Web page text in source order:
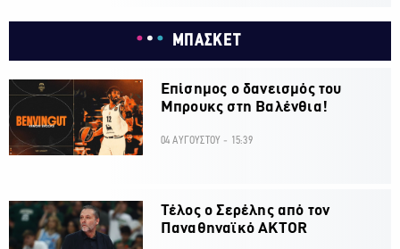
ΜΠΑΣΚΕΤ
Επίσημος ο δανεισμός του
Μπρουκς στη Βαλένθια!
04 ΑΥΓΟΥΣΤΟΥ - 15:39
Τέλος ο Σερέλης από τον
Παναθηναϊκό AKTOR